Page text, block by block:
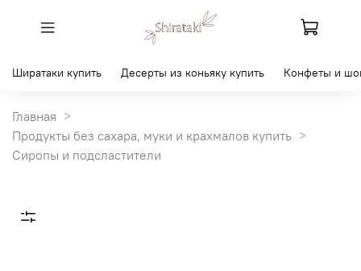
Ширатаки купить Десерты из коньяку купить Конфеты и
Главная
Продукты без сахара, муки и крахмалов купить
Сиропы и подсластители